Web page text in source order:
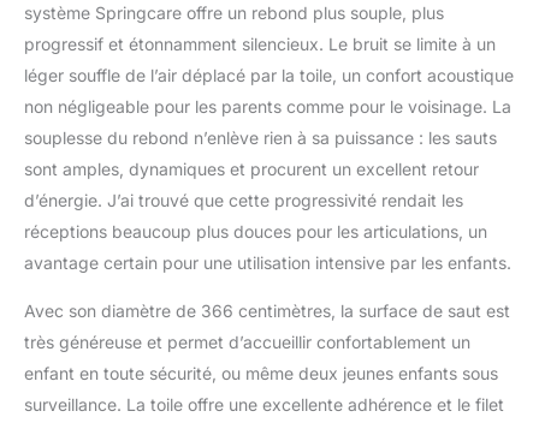
système Springcare offre un rebond plus souple, plus
progressif et étonnamment silencieux. Le bruit se limite à un
léger souffle de l’air déplacé par la toile, un confort acoustique
non négligeable pour les parents comme pour le voisinage. La
souplesse du rebond n’enlève rien à sa puissance : les sauts
sont amples, dynamiques et procurent un excellent retour
d’énergie. J’ai trouvé que cette progressivité rendait les
réceptions beaucoup plus douces pour les articulations, un
avantage certain pour une utilisation intensive par les enfants.
Avec son diamètre de 366 centimètres, la surface de saut est
très généreuse et permet d’accueillir confortablement un
enfant en toute sécurité, ou même deux jeunes enfants sous
surveillance. La toile offre une excellente adhérence et le filet